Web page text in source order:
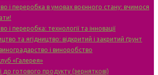
і переробка в умовах воєнного стану: вчимося
і переробка: технології та інновації
та ягідництво: відкритий і закритий ґрунт
і виноробство
«Галерея»
до готового продукту (зерняткові)